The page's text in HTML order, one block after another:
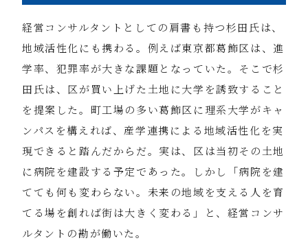
経営コンサルタントとしての肩書も持つ杉田氏は、
地域活性化にも携わる。例えば東京都葛飾区は、進
学率、犯罪率が大きな課題となっていた。そこで杉
田氏は、区が買い上げた土地に大学を誘致すること
を提案した。町工場の多い葛飾区に理系大学がキャ
ンパスを構えれば、産学連携による地域活性化を実
現できると踏んだからだ。実は、区は当初その土地
に病院を建設する予定であった。しかし「病院を建
てても何も変わらない。未来の地域を支える人を育
てる場を創れば街は大きく変わる」と、経営コンサ
ルタントの勘が働いた。